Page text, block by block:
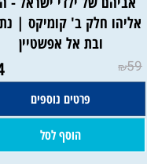
אליהו חלק ב' קומיקס |
ובת אל אפשטיין
₪59
פרטים נוספים
הוסף לסל